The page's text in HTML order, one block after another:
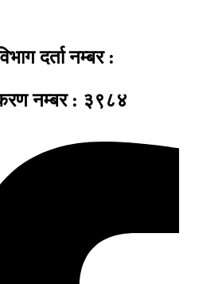
दर्ता नम्बर :
नम्बर : ३९८४